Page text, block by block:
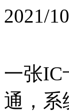
2021/
一张IC
通，系